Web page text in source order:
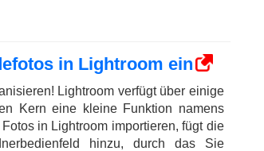
in Lightroom ein
Lightroom verfügt über einige
Kern eine kleine Funktion namens
in Lightroom importieren, fügt die
hinzu, durch das Sie